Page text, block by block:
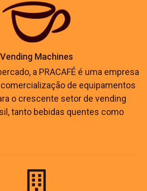
Vending Machines
a PRACAFÉ é uma empresa
de equipamentos
o crescente setor de vending
tanto bebidas quentes como